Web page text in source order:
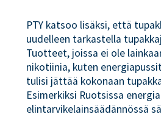
PTY katsoo lisäksi, että
uudelleen tarkastella
Tuotteet, joissa ei ole
nikotiinia, kuten
tulisi jättää kokonaan
Esimerkiksi Ruotsissa
elintarvikelainsäädännössä